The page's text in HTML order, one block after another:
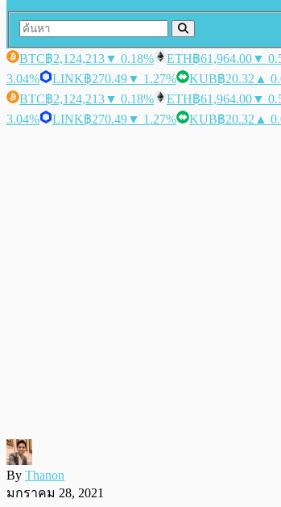
BTC฿2,124,213▼ 0.18% ETH฿61,964.00▼
3.04%
LINK฿270.49▼ 1.27% KUB฿20.32 ▲
BTC฿2,124,213▼ 0.18% ETH฿61,964.00▼
3.04%
LINK฿270.49▼ 1.27% KUB฿20.32 ▲
By Thanon
มกราคม 28, 2021